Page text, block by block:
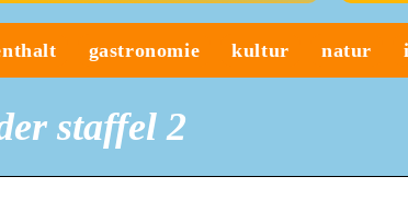
gastronomie kultur natur
staffel 2